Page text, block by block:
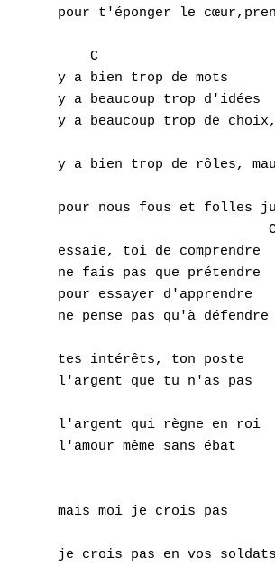
pour t'éponger le
    C
y a bien trop de mots
y a beaucoup trop d'idées
y a beaucoup trop de
y a bien trop de rôles,
pour nous fous et folles
essaie, toi de comprendre
ne fais pas que prétendre
pour essayer d'apprendre
ne pense pas qu'à défendre
tes intérêts, ton poste
l'argent que tu n'as pas
l'argent qui règne en roi
l'amour même sans ébat
mais moi je crois pas
je crois pas en vos soldats
B
C
D
E
F
I